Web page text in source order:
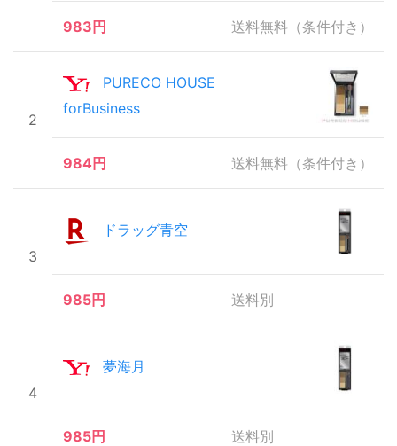
983円 送料無料（条件付き）
2
PURECO HOUSE
forBusiness
984円 送料無料（条件付き）
3
ドラッグ青空
985円 送料別
4
夢海月
985円 送料別